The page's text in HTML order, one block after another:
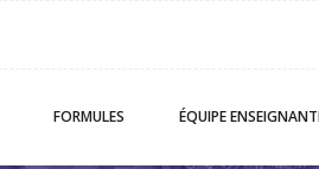
FORMULES ÉQUIPE